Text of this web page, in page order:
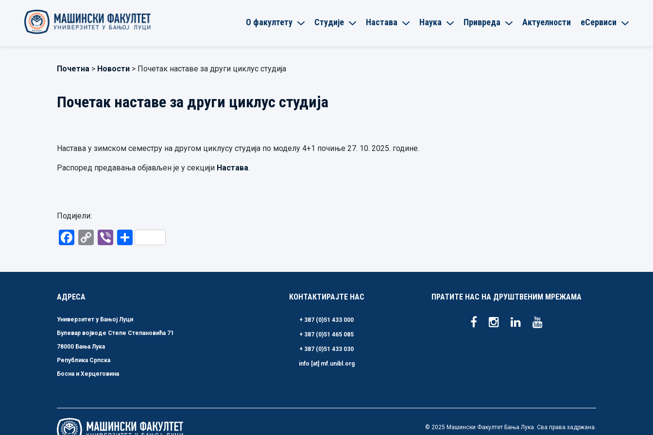
О факултету Студије Настава Наука Привреда Актуелности еСервиси
Почетна > Новости > Почетак наставе за други циклус студија
Почетак наставе за други циклус студија
Настава у зимском семестру на другом циклусу студија по моделу 4+1 почиње 27. 10. 2025. године.
Распоред предавања објављен је у секцији Настава.
Подијели:
Facebook
CopyViberShare
АДРЕСА
Универзитет у Бањој Луци
Булевар војводе Степе Степановића 71
78000 Бања Лука
Република Српска
Босна и Херцеговина
КОНТАКТИРАЈТЕ НАС
+ 387 (0)51 433 000
+ 387 (0)51 465 085
+ 387 (0)51 433 030
info [at] mf.unibl.org
ПРАТИТЕ НАС НА ДРУШТВЕНИМ МРЕЖАМА
© 2025 Машински Факултет Бања Лука. Сва права задржана.